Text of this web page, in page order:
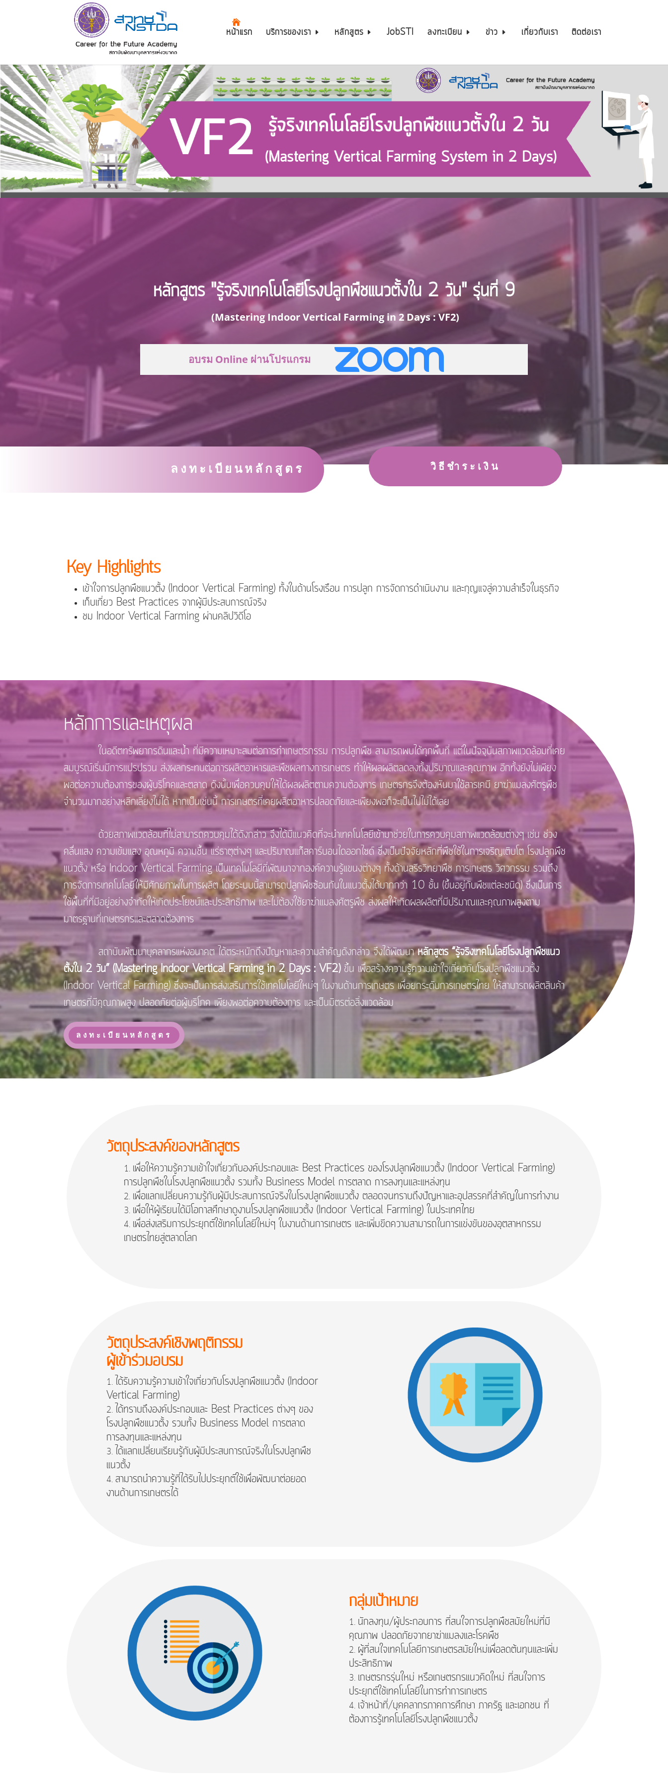
หน้าแรก บริการของเรา หลักสูตร JobSTI ลงทะเบียน ข่าว เกี่ยวกับเรา ติดต่อเรา
หลักสูตร "รู้จริงเทคโนโลยีโรงปลูกพืชแนวตั้งใน 2 วัน" รุ่นที่ 9
(Mastering Indoor Vertical Farming in 2 Days : VF2)
อบรม Online ผ่านโปรแกรม
ลงทะเบียนหลักสูตร วิธีชำระเงิน
Key Highlights
เข้าใจการปลูกพืชแนวตั้ง (Indoor Vertical Farming) ทั้งในด้านโรงเรือน การปลูก การจัดการดำเนินงาน และกุญแจสู่ความสำเร็จในธุรกิจ
เก็บเกี่ยว Best Practices จากผู้มีประสบการณ์จริง
ชม Indoor Vertical Farming ผ่านคลิปวิดีโอ
หลักการและเหตุผล
ในอดีตทรัพยากรดินและน้ำ ที่มีความเหมาะสมต่อการทำเกษตรกรรม การปลูกพืช สามารถพบได้ทุกพื้นที่ แต่ในปัจจุบันสภาพแวดล้อมที่เคย
สมบูรณ์เริ่มมีการแปรปรวน ส่งผลกระทบต่อการผลิตอาหารและพืชผลทางการเกษตร ทำให้ผลผลิตลดลงทั้งปริมาณและคุณภาพ อีกทั้งยังไม่เพียง
พอต่อความต้องการของผู้บริโภคและตลาด ดังนั้นเพื่อควบคุมให้ได้ผลผลิตตามความต้องการ เกษตรกรจึงต้องหันมาใช้สารเคมี ยาฆ่าแมลงศัตรูพืช
จำนวนมากอย่างหลีกเลี่ยงไม่ได้ หากเป็นเช่นนี้ การเกษตรที่เคยผลิตอาหารปลอดภัยและเพียงพอก็จะเป็นไปไม่ได้เลย
ด้วยสภาพแวดล้อมที่ไม่สามารถควบคุมได้ดังกล่าว จึงได้มีแนวคิดที่จะนำเทคโนโลยีเข้ามาช่วยในการควบคุมสภาพแวดล้อมต่างๆ เช่น ช่วง
คลื่นแสง ความเข้มแสง อุณหภูมิ ความชื้น แร่ธาตุต่างๆ และปริมาณแก๊สคาร์บอนไดออกไซด์ ซึ่งเป็นปัจจัยหลักที่พืชใช้ในการเจริญเติบโต โรงปลูกพืช
แนวตั้ง หรือ Indoor Vertical Farming เป็นเทคโนโลยีที่พัฒนาจากองค์ความรู้แขนงต่างๆ ทั้งด้านสรีรวิทยาพืช การเกษตร วิศวกรรม รวมถึง
การจัดการเทคโนโลยีให้มีศักยภาพในการผลิต โดยระบบนี้สามารถปลูกพืชซ้อนกันในแนวตั้งได้มากกว่า 10 ชั้น (ขึ้นอยู่กับพืชแต่ละชนิด) ซึ่งเป็นการ
ใช้พื้นที่ที่มีอยู่อย่างจำกัดให้เกิดประโยชน์และประสิทธิภาพ และไม่ต้องใช้ยาฆ่าแมลงศัตรูพืช ส่งผลให้เกิดผลผลิตที่มีปริมาณและคุณภาพสูงตาม
มาตรฐานที่เกษตรกรและตลาดต้องการ
สถาบันพัฒนาบุคลากรแห่งอนาคต ได้ตระหนักถึงปัญหาและความสำคัญดังกล่าว จึงได้พัฒนาหลักสูตร “รู้จริงเทคโนโลยีโรงปลูกพืชแนว
ตั้งใน 2 วัน” (Mastering Indoor Vertical Farming in 2 Days : VF2)ขึ้น เพื่อสร้างความรู้ความเข้าใจเกี่ยวกับโรงปลูกพืชแนวตั้ง
(Indoor Vertical Farming) ซึ่งจะเป็นการส่งเสริมการใช้เทคโนโลยีใหม่ๆ ในงานด้านการเกษตร เพื่อยกระดับการเกษตรไทย ให้สามารถผลิตสินค้า
เกษตรที่มีคุณภาพสูง ปลอดภัยต่อผู้บริโภค เพียงพอต่อความต้องการ และเป็นมิตรต่อสิ่งแวดล้อม
ลงทะเบียนหลักสูตร
วัตถุประสงค์ของหลักสูตร
เพื่อให้ความรู้ความเข้าใจเกี่ยวกับองค์ประกอบและ Best Practices ของโรงปลูกพืชแนวตั้ง (Indoor Vertical Farming)
การปลูกพืชในโรงปลูกพืชแนวตั้ง รวมทั้ง Business Model การตลาด การลงทุนและแหล่งทุน
เพื่อแลกเปลี่ยนความรู้กับผู้มีประสบการณ์จริงในโรงปลูกพืชแนวตั้ง ตลอดจนทราบถึงปัญหาและอุปสรรคที่สำคัญในการทำงาน
เพื่อให้ผู้เรียนได้มีโอกาสศึกษาดูงานโรงปลูกพืชแนวตั้ง (Indoor Vertical Farming) ในประเทศไทย
เพื่อส่งเสริมการประยุกต์ใช้เทคโนโลยีใหม่ๆ ในงานด้านการเกษตร และเพิ่มขีดความสามารถในการแข่งขันของอุตสาหกรรม
เกษตรไทยสู่ตลาดโลก
วัตถุประสงค์เชิงพฤติกรรม
ผู้เข้าร่วมอบรม
ได้รับความรู้ความเข้าใจเกี่ยวกับโรงปลูกพืชแนวตั้ง (Indoor
Vertical Farming)
ได้ทราบถึงองค์ประกอบและ Best Practices ต่างๆ ของ
โรงปลูกพืชแนวตั้ง รวมทั้ง Business Model การตลาด
การลงทุนและแหล่งทุน
ได้แลกเปลี่ยนเรียนรู้กับผู้มีประสบการณ์จริงในโรงปลูกพืช
แนวตั้ง
สามารถนำความรู้ที่ได้รับไปประยุกต์ใช้เพื่อพัฒนาต่อยอด
งานด้านการเกษตรได้
กลุ่มเป้าหมาย
นักลงทุน/ผู้ประกอบการ ที่สนใจการปลูกพืชสมัยใหม่ที่มี
คุณภาพ ปลอดภัยจากยาฆ่าแมลงและโรคพืช
ผู้ที่สนใจเทคโนโลยีการเกษตรสมัยใหม่เพื่อลดต้นทุนและเพิ่ม
ประสิทธิภาพ
เกษตรกรรุ่นใหม่ หรือเกษตรกรแนวคิดใหม่ ที่สนใจการ
ประยุกต์ใช้เทคโนโลยีในการทำการเกษตร
เจ้าหน้าที่/บุคคลากรภาคการศึกษา ภาครัฐ และเอกชน ที่
ต้องการรู้เทคโนโลยีโรงปลูกพืชแนวตั้ง